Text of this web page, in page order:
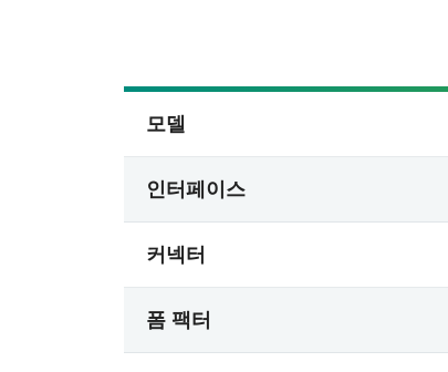
모델
인터페이스
커넥터
폼 팩터